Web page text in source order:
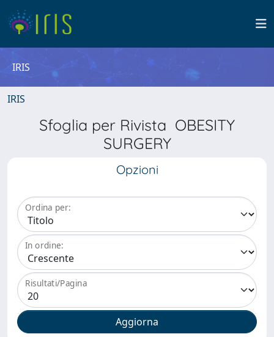
IRIS
IRIS
Sfoglia per Rivista OBESITY
SURGERY
Opzioni
Ordina per:
In ordine:
Risultati/Pagina